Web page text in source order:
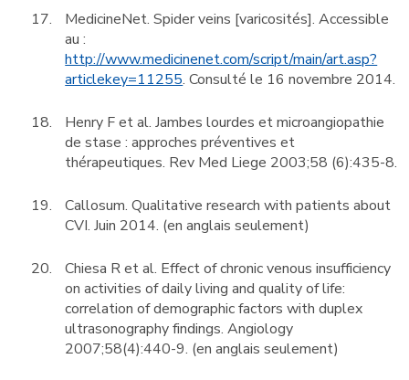
MedicineNet. Spider veins [varicosités]. Accessible
au :
http://www.medicinenet.com/script/main/art.asp?
articlekey=11255. Consulté le 16 novembre 2014.
Henry F et al. Jambes lourdes et microangiopathie
de stase : approches préventives et
thérapeutiques. Rev Med Liege 2003;58 (6):435-8.
Callosum. Qualitative research with patients about
CVI. Juin 2014. (en anglais seulement)
Chiesa R et al. Effect of chronic venous insufficiency
on activities of daily living and quality of life:
correlation of demographic factors with duplex
ultrasonography findings. Angiology
2007;58(4):440-9. (en anglais seulement)